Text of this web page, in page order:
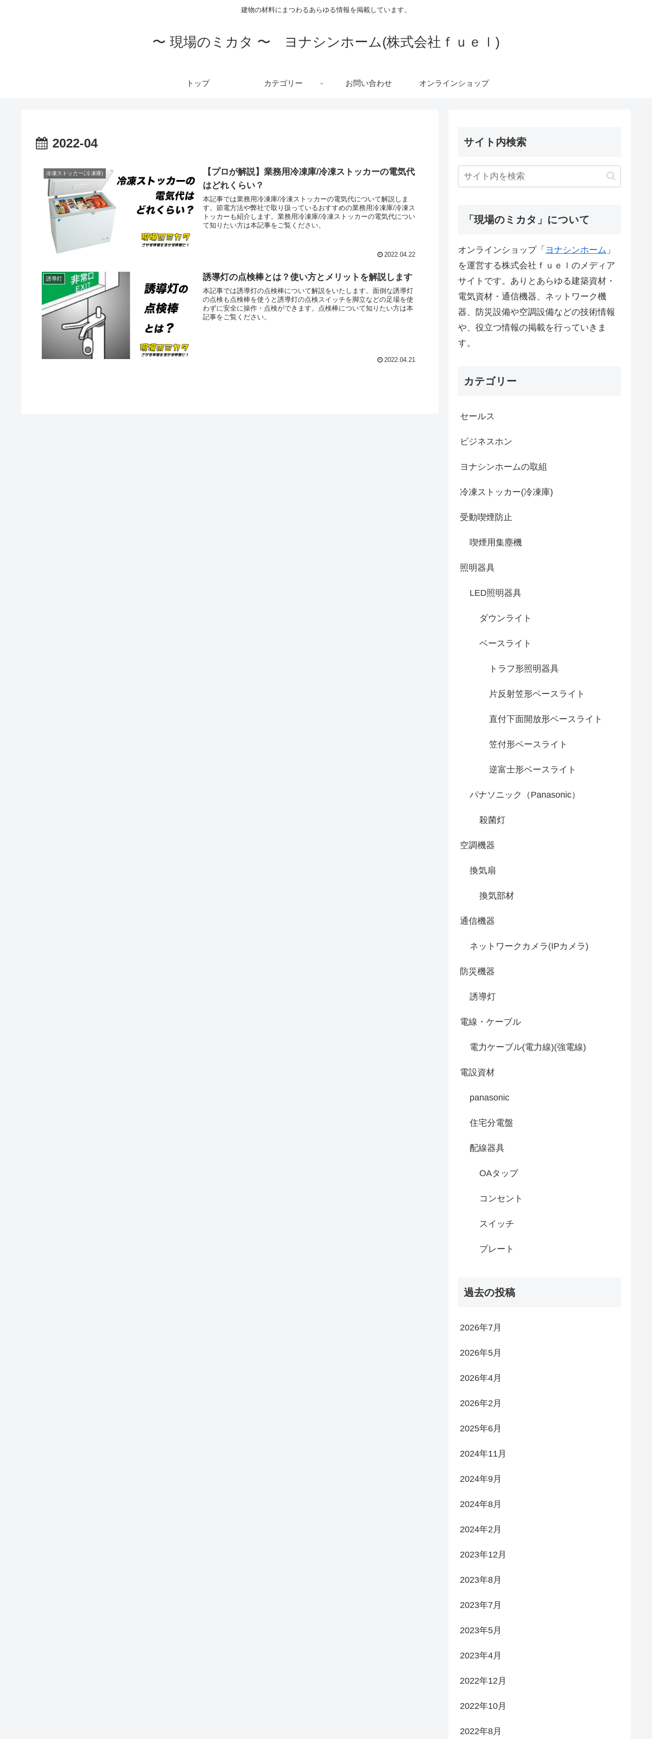
建物の材料にまつわるあらゆる情報を掲載しています。
〜 現場のミカタ 〜 ヨナシンホーム(株式会社ｆｕｅｌ)
トップ カテゴリー お問い合わせ オンラインショップ
2022-04
冷凍ストッカー(冷凍庫)
【プロが解説】業務用冷凍庫/冷凍ストッカーの電気代
はどれくらい？
本記事では業務用冷凍庫/冷凍ストッカーの電気代について解説しま
す。節電方法や弊社で取り扱っているおすすめの業務用冷凍庫/冷凍ス
トッカーも紹介します。業務用冷凍庫/冷凍ストッカーの電気代につい
て知りたい方は本記事をご覧ください。
2022.04.22
誘導灯 誘導灯の点検棒とは？使い方とメリットを解説します
本記事では誘導灯の点検棒について解説をいたします。面倒な誘導灯
の点検も点検棒を使うと誘導灯の点検スイッチを脚立などの足場を使
わずに安全に操作・点検ができます。点検棒について知りたい方は本
記事をご覧ください。
2022.04.21
サイト内検索
「現場のミカタ」について
オンラインショップ「 ヨナシンホーム 」
を運営する株式会社ｆｕｅｌのメディア
サイトです。ありとあらゆる建築資材・
電気資材・通信機器、ネットワーク機
器、防災設備や空調設備などの技術情報
や、役立つ情報の掲載を行っていきま
す。
カテゴリー
セールス
ビジネスホン
ヨナシンホームの取組
冷凍ストッカー(冷凍庫)
受動喫煙防止
喫煙用集塵機
照明器具
LED照明器具
ダウンライト
ベースライト
トラフ形照明器具
片反射笠形ベースライト
直付下面開放形ベースライト
笠付形ベースライト
逆富士形ベースライト
パナソニック（Panasonic）
殺菌灯
空調機器
換気扇
換気部材
通信機器
ネットワークカメラ(IPカメラ)
防災機器
誘導灯
電線・ケーブル
電力ケーブル(電力線)(強電線)
電設資材
panasonic
住宅分電盤
配線器具
OAタップ
コンセント
スイッチ
プレート
過去の投稿
2026年7月
2026年5月
2026年4月
2026年2月
2025年6月
2024年11月
2024年9月
2024年8月
2024年2月
2023年12月
2023年8月
2023年7月
2023年5月
2023年4月
2022年12月
2022年10月
2022年8月